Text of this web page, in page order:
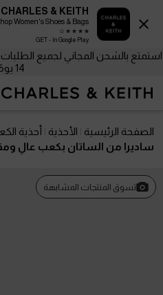
14 يومًا!
الصفحة الرئيسية الأحذية أحذية
ساديرا من الساتان بكعب عالٍ
تسوق المنتجات المشابهة
CHARLES & KEITH
Women's Shoes & Bags
GET - In Google Play